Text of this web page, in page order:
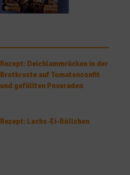
Rezept: Deichlammrücken in der
Brotkruste auf Tomatenconfit
und gefüllten Poveraden
Rezept: Lachs-Ei-Röllchen